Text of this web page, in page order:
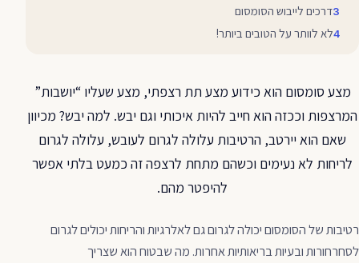
מצע סומסום הוא כידוע מצע תת רצפתי, מצע שעליו “יושבות”
המרצפות וככזה הוא חייב להיות איכותי וגם יבש. למה יבש? מכיוון
שאם הוא יירטב, הרטיבות עלולה לגרום לעובש, עלולה לגרום
לריחות לא נעימים וכשהם מתחת לרצפה זה כמעט בלתי אפשר
להיפטר מהם.
רטיבות של הסומסום יכולה לגרום גם לאלרגיות והריחות יכולים לגרום
לסחרחורות ובעיות בריאותיות אחרות. מה שבטוח הוא שצריך
דרכים לייבוש הסומסום
לא לוותר על הטובים ביותר!